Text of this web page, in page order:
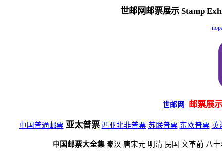
世邮网邮票展示 Stamp
世邮网 邮票展示
中国普通邮票 亚太普票 西亚北非普票 苏联普票 东欧普票 英
中国邮票大全集 秦汉 唐宋元 明清 民国 文革前 八